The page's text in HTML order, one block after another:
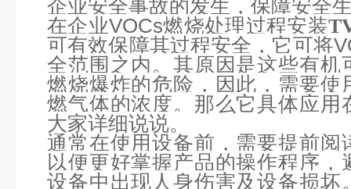
企业安全事故的发生，保障安全
在企业VOCs燃烧处理过程安装
可有效保障其过程安全，它可将
全范围之内。其原因是这些有机
燃烧爆炸的危险，因此，需要使
燃气体的浓度。那么它具体应用
大家详细说说。
通常在使用设备前，需要提前阅
以便更好掌握产品的操作程序
设备中出现人身伤害及设备损坏